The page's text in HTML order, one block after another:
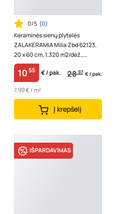
0/5 (0)
Keraminės sienų plytelės
ZALAKERAMIA Milia Zbd 62123,
20 x 60 cm, 1,320 m2/dėž.,
Vengrija
1055 € / pak. 2897 € / pak.
7,99 € / m²
Į krepšelį
IŠPARDAVIMAS